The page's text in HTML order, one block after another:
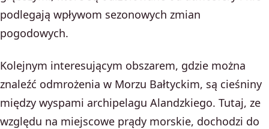
podlegają wpływom sezonowych zmian
pogodowych.
Kolejnym interesującym obszarem, gdzie można
znaleźć odmrożenia w Morzu Bałtyckim, są cieśniny
między wyspami archipelagu Alandzkiego. Tutaj, ze
względu na miejscowe prądy morskie, dochodzi do